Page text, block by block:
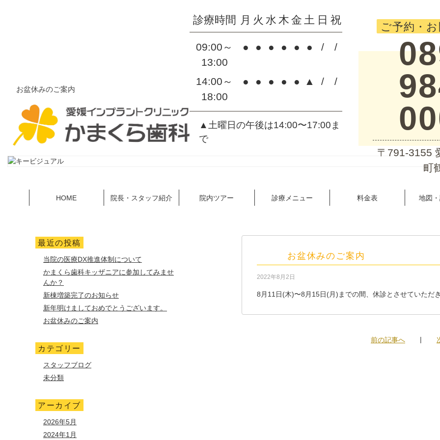
お盆休みのご案内
診療時間 月 火 水 木 金 土 日 祝
09:00～
13:00
● ● ● ● ● ● / /
14:00～
18:00
● ● ● ● ● ▲ / /
▲土曜日の午後は14:00〜17:00ま
で
ご予約・
〒791-3155
町
HOME 院長・スタッフ紹介 院内ツアー 診療メニュー 料金表 地図
最近の投稿
当院の医療DX推進体制について
かまくら歯科キッザニアに参加してみませ
んか？
新棟増築完了のお知らせ
新年明けましておめでとうございます。
お盆休みのご案内
カテゴリー
スタッフブログ
未分類
アーカイブ
2026年5月
2024年1月
お盆休みのご案内
2022年8月2日
8月11日(木)〜8月15日(月)までの間、休診とさせていただき
前の記事へ